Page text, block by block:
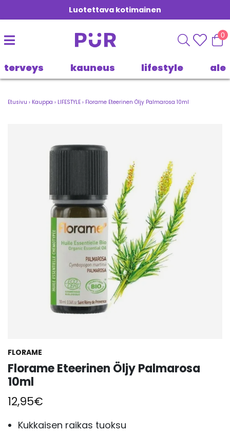
Luotettava kotimainen
0
terveys kauneus lifestyle ale
Etusivu › Kauppa › LIFESTYLE › Florame Eteerinen Öljy Palmarosa 10ml
FLORAME
Florame Eteerinen Öljy Palmarosa
10ml
12,95€
Kukkaisen raikas tuoksu